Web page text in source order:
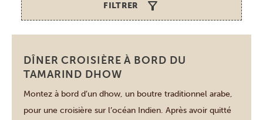
FILTRER
DÎNER CROISIÈRE À BORD DU
TAMARIND DHOW
Montez à bord d’un dhow, un boutre traditionnel arabe,
pour une croisière sur l’océan Indien. Après avoir quitté